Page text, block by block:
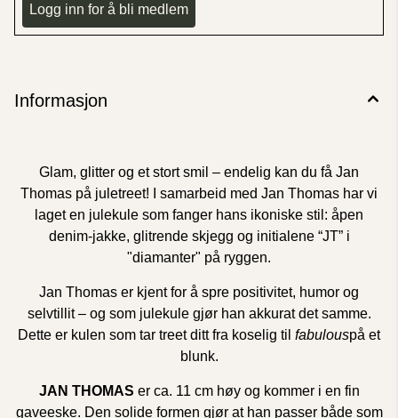
Logg inn for å bli medlem
Informasjon
Glam, glitter og et stort smil – endelig kan du få Jan
Thomas på juletreet! I samarbeid med Jan Thomas har vi
laget en julekule som fanger hans ikoniske stil: åpen
denim-jakke, glitrende skjegg og initialene “JT” i
"diamanter" på ryggen.
Jan Thomas er kjent for å spre positivitet, humor og
selvtillit – og som julekule gjør han akkurat det samme.
Dette er kulen som tar treet ditt fra koselig til fabulouspå et
blunk.
JAN THOMAS er ca. 11 cm høy og kommer i en fin
gaveeske. Den solide formen gjør at han passer både som